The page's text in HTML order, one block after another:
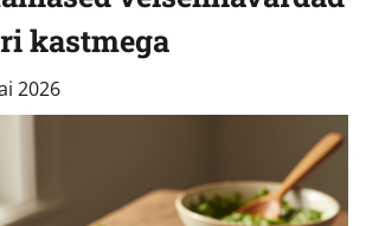
kastmega
2026